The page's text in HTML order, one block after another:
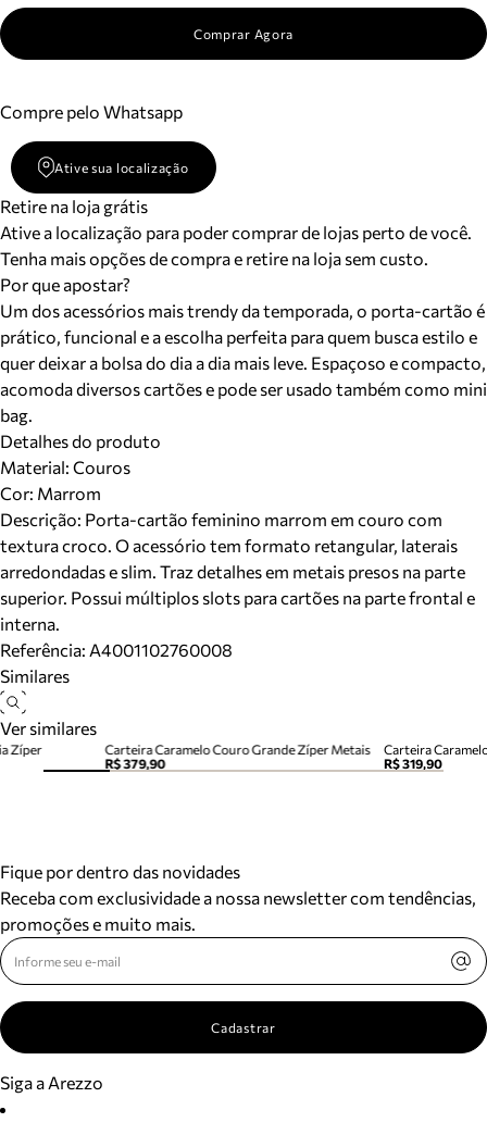
Comprar Agora
Compre pelo Whatsapp
Ative sua localização
Retire na loja grátis
Ative a localização para poder comprar de lojas perto de você.
Tenha mais opções de compra e retire na loja sem custo.
Por que apostar?
Um dos acessórios mais trendy da temporada, o porta-cartão é
prático, funcional e a escolha perfeita para quem busca estilo e
quer deixar a bolsa do dia a dia mais leve. Espaçoso e compacto,
acomoda diversos cartões e pode ser usado também como mini
bag.
Detalhes do produto
Material: Couros
Cor: Marrom
Descrição: Porta-cartão feminino marrom em couro com
textura croco. O acessório tem formato retangular, laterais
arredondadas e slim. Traz detalhes em metais presos na parte
superior. Possui múltiplos slots para cartões na parte frontal e
interna.
Referência: A4001102760008
Similares
Ver similares
Carteira Caramelo Couro Grande Zíper Metais
R$ 379,90
Carteira
R$ 319,90
Zíper
Fique por dentro das novidades
Receba com exclusividade a nossa newsletter com tendências,
promoções e muito mais.
Cadastrar
Siga a Arezzo